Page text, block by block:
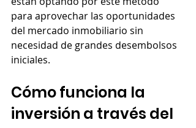
para aprovechar las oportunidades
del mercado inmobiliario sin
necesidad de grandes desembolsos
iniciales.
Cómo funciona la
inversión a través del